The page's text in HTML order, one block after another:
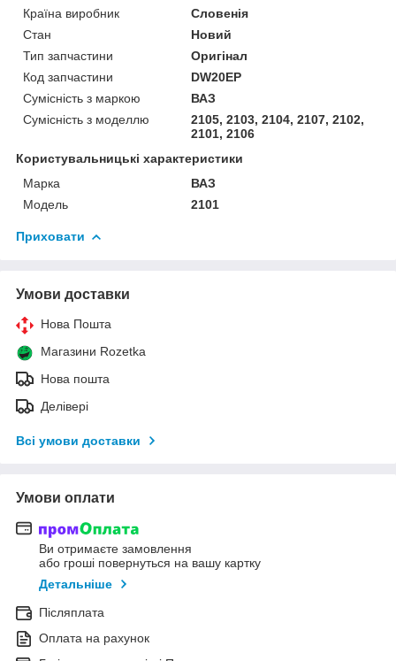
Країна виробник
Словенія
Стан
Новий
Тип запчастини
Оригінал
Код запчастини
DW20EP
Сумісність з маркою
ВАЗ
Сумісність з моделлю
2105, 2103, 2104, 2107, 2102,
2101, 2106
Користувальницькі характеристики
Марка
ВАЗ
Модель
2101
Приховати
Умови доставки
Нова Пошта
Магазини Rozetka
Нова пошта
Делівері
Всі умови доставки
Умови оплати
Ви отримаєте замовлення
або гроші повернуться на вашу картку
Детальніше
Післяплата
Оплата на рахунок